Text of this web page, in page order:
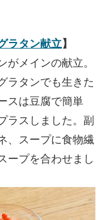
ラタン献立】
メインの献立。
ラタンでも生きた
スは豆腐で簡単
ラスしました。副
、スープに食物繊
ープを合わせまし